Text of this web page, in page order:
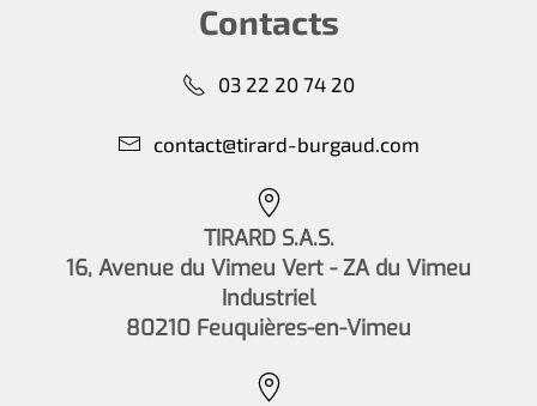
Contacts
03 22 20 74 20
contact@tirard-burgaud.com
TIRARD S.A.S.
16, Avenue du Vimeu Vert - ZA du Vimeu
Industriel
80210 Feuquières-en-Vimeu